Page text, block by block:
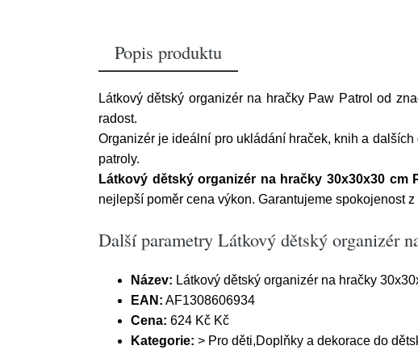
Popis produktu
Látkový dětský organizér na hračky Paw Patrol od
radost.
Organizér je ideální pro ukládání hraček, knih a
patroly.
Látkový dětský organizér na hračky 30x30x30 cm
nejlepší poměr cena výkon. Garantujeme spokojenost z
Další parametry Látkový dětský organizér
Název: Látkový dětský organizér na hračky
EAN: AF1308606934
Cena: 624 Kč Kč
Kategorie: > Pro děti,Doplňky a dekorace do